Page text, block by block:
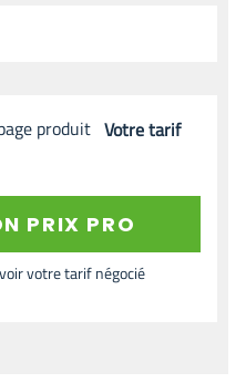
Votre tarif
PRIX PRO
votre tarif négocié